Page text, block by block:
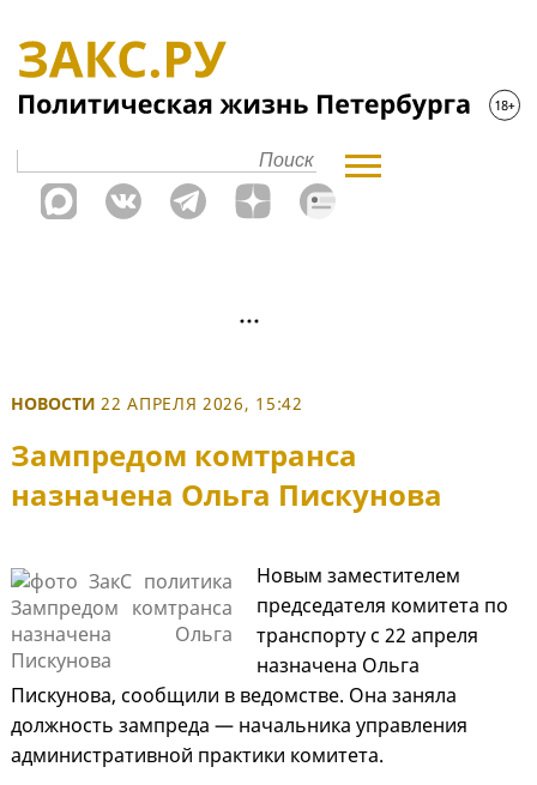
НОВОСТИ 22 АПРЕЛЯ 2026, 15:42
Зампредом комтранса
назначена Ольга Пискунова
Новым заместителем
председателя комитета по
транспорту с 22 апреля
назначена Ольга
Пискунова, сообщили в ведомстве. Она заняла
должность зампреда — начальника управления
административной практики комитета.